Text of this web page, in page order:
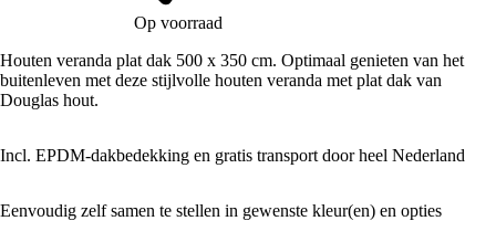
Op voorraad
Houten veranda plat dak 500 x 350 cm. Optimaal genieten van het
buitenleven met deze stijlvolle houten veranda met plat dak van
Douglas hout.
Incl. EPDM-dakbedekking en gratis transport door heel Nederland
Eenvoudig zelf samen te stellen in gewenste kleur(en) en opties